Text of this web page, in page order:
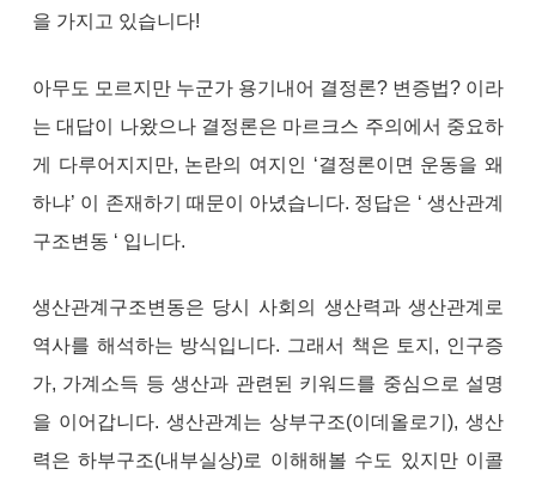
을 가지고 있습니다!
아무도 모르지만 누군가 용기내어 결정론? 변증법? 이라
는 대답이 나왔으나 결정론은 마르크스 주의에서 중요하
게 다루어지지만, 논란의 여지인 ‘결정론이면 운동을 왜
하냐’ 이 존재하기 때문이 아녔습니다. 정답은 ‘ 생산관계
구조변동 ‘ 입니다.
생산관계구조변동은 당시 사회의 생산력과 생산관계로
역사를 해석하는 방식입니다. 그래서 책은 토지, 인구증
가, 가계소득 등 생산과 관련된 키워드를 중심으로 설명
을 이어갑니다. 생산관계는 상부구조(이데올로기), 생산
력은 하부구조(내부실상)로 이해해볼 수도 있지만 이콜